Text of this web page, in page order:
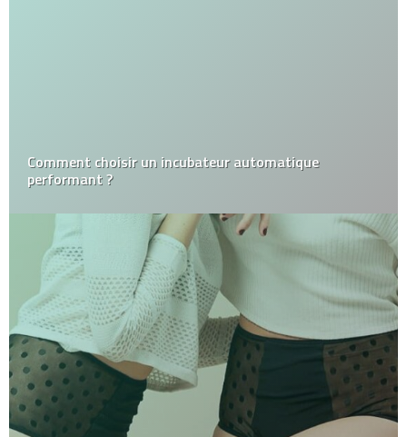
Comment choisir un incubateur automatique
performant ?